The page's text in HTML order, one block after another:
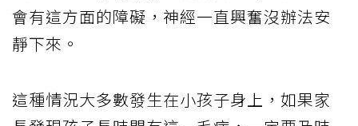
會有這方面的障礙，神經一直興奮沒辦法安
靜下來。
這種情況大多數發生在小孩子身上，如果家